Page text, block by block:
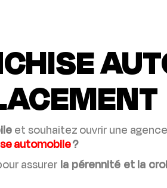
et souhaitez ouvrir une
automobile?
assurer la pérennité et la